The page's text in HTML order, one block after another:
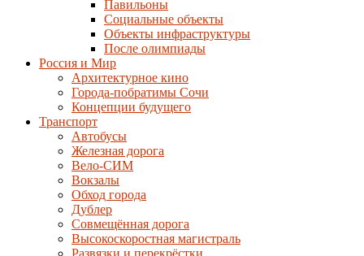
Павильоны
Социальные объекты
Объекты инфраструктуры
После олимпиады
Россия и Мир
Архитектурное кино
Города-побратимы Сочи
Концепции будущего
Транспорт
Автобусы
Железная дорога
Вело-СИМ
Вокзалы
Обход города
Дублер
Совмещённая дорога
Высокоскоростная магистраль
Развязки и перекрёстки